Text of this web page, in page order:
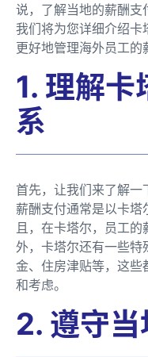
说，了解当地的薪酬支
我们将为您详细介绍卡
更好地管理海外员工的
1. 理解
系
首先，让我们来了解一
薪酬支付通常是以卡塔
且，在卡塔尔，员工
外，卡塔尔还有一些特
金、住房津贴等，这些
和考虑。
2. 遵守